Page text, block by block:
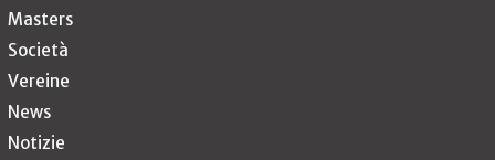
Masters
Società
Vereine
News
Notizie